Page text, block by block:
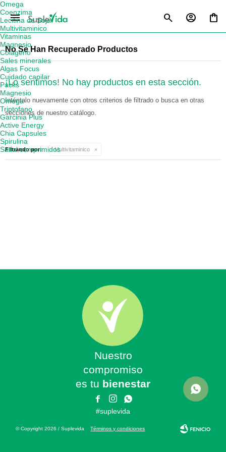
menu
No Se Han Recuperado Productos
¡Lo sentimos! No hay productos en esta sección.
Inténtalo nuevamente con otros criterios de filtrado o busca en otras
secciones de nuestro catálogo.
Filtrando por: Multivitaminico
Omega
Coenzima
Lecitina de Soja
Multivitaminico
Vitaminas
Magnesio
Colágeno
Sales minerales
Algas Focus
Cuidado capilar
Packs
Magnesio
Omega
Triptofano
Garcinia Plus
Active Energy
Chia Capsules
Spirulina
Satial comprimidos
Nuestro
compromiso
es tu bienestar
 

#suplevida
© Copyright 2026 / SuplevidaTérminos y condiciones